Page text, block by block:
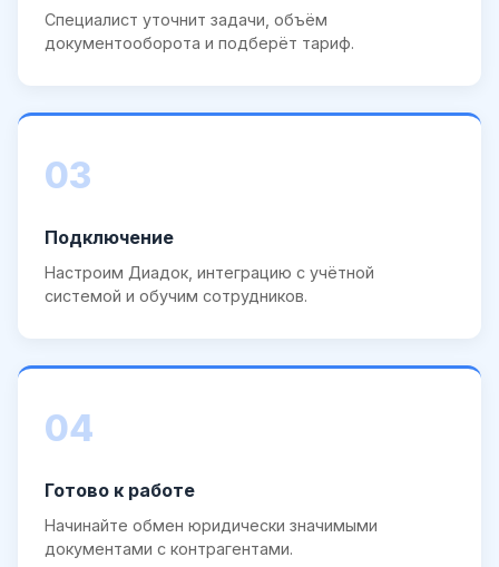
Специалист уточнит задачи, объём
документооборота и подберёт тариф.
03
Подключение
Настроим Диадок, интеграцию с учётной
системой и обучим сотрудников.
04
Готово к работе
Начинайте обмен юридически значимыми
документами с контрагентами.